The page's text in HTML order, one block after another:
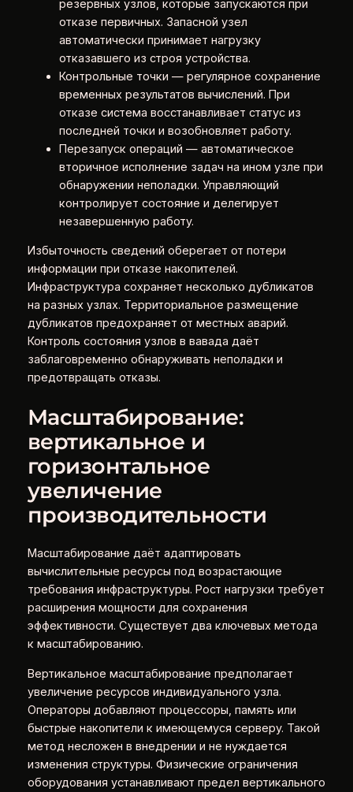
резервных узлов, которые запускаются при
отказе первичных. Запасной узел
автоматически принимает нагрузку
отказавшего из строя устройства.
Контрольные точки — регулярное сохранение
временных результатов вычислений. При
отказе система восстанавливает статус из
последней точки и возобновляет работу.
Перезапуск операций — автоматическое
вторичное исполнение задач на ином узле при
обнаружении неполадки. Управляющий
контролирует состояние и делегирует
незавершенную работу.
Избыточность сведений оберегает от потери
информации при отказе накопителей.
Инфраструктура сохраняет несколько дубликатов
на разных узлах. Территориальное размещение
дубликатов предохраняет от местных аварий.
Контроль состояния узлов в вавада даёт
заблаговременно обнаруживать неполадки и
предотвращать отказы.
Масштабирование:
вертикальное и
горизонтальное
увеличение
производительности
Масштабирование даёт адаптировать
вычислительные ресурсы под возрастающие
требования инфраструктуры. Рост нагрузки требует
расширения мощности для сохранения
эффективности. Существует два ключевых метода
к масштабированию.
Вертикальное масштабирование предполагает
увеличение ресурсов индивидуального узла.
Операторы добавляют процессоры, память или
быстрые накопители к имеющемуся серверу. Такой
метод несложен в внедрении и не нуждается
изменения структуры. Физические ограничения
оборудования устанавливают предел вертикального